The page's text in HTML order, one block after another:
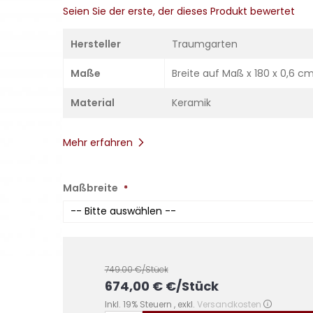
Seien Sie der erste, der dieses Produkt bewertet
Hersteller Traumgarten
Maße Breite auf Maß x 180 x 0,6 cm
Material Keramik
Mehr erfahren
Maßbreite
749.00€/Stück
674,00 €€/Stück
Inkl. 19% Steuern , exkl. Versandkosten